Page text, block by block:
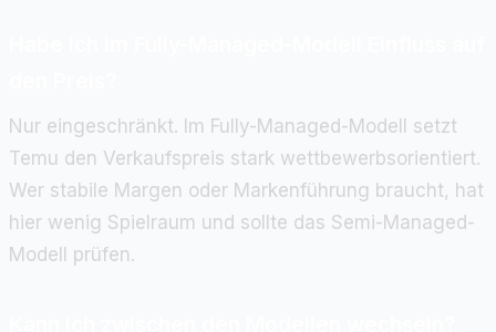
Nur eingeschränkt. Im Fully-Managed-Modell setzt
Temu den Verkaufspreis stark wettbewerbsorientiert.
Wer stabile Margen oder Markenführung braucht, hat
hier wenig Spielraum und sollte das Semi-Managed-
Modell prüfen.